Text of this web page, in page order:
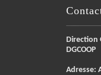
Direction
DGCOOP
Adresse: